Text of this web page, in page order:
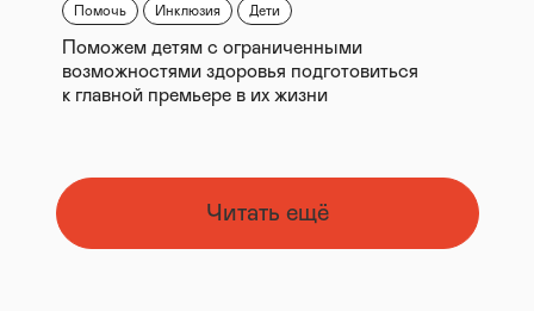
Помочь Инклюзия Дети
Поможем детям с ограниченными
возможностями здоровья подготовиться
к главной премьере в их жизни
Читать ещё